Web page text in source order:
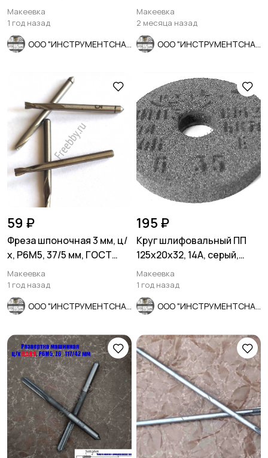
А1, СССР.
Макеевка
1 год назад
скв и гл резьбы, СССР
Макеевка
2 месяца назад
59 ₽
Фреза шпоночная 3 мм, ц/
х, Р6М5, 37/5 мм, ГОСТ
9140-78, СССР.
Макеевка
1 год назад
195 ₽
Круг шлифовальный ПП
125х20х32, 14А, серый,
сред зерно, ГОСТ 2424-
83.
Макеевка
1 год назад